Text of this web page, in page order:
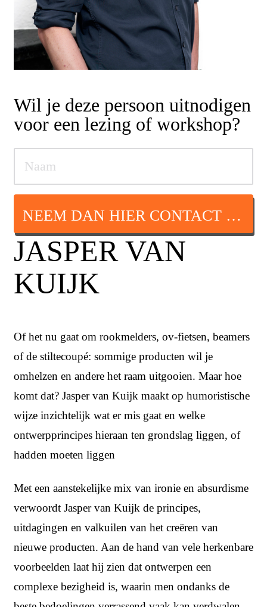
Wil je deze persoon uitnodigen
voor een lezing of workshop?
NEEM DAN HIER CONTACT OP
JASPER VAN
KUIJK
Of het nu gaat om rookmelders, ov-fietsen, beamers
of de stiltecoupé: sommige producten wil je
omhelzen en andere het raam uitgooien. Maar hoe
komt dat? Jasper van Kuijk maakt op humoristische
wijze inzichtelijk wat er mis gaat en welke
ontwerpprincipes hieraan ten grondslag liggen, of
hadden moeten liggen
Met een aanstekelijke mix van ironie en absurdisme
verwoordt Jasper van Kuijk de principes,
uitdagingen en valkuilen van het creëren van
nieuwe producten. Aan de hand van vele herkenbare
voorbeelden laat hij zien dat ontwerpen een
complexe bezigheid is, waarin men ondanks de